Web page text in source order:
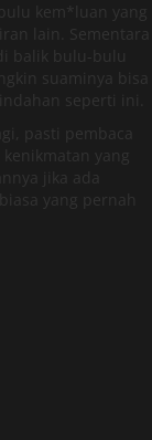
kem*luan yang
lain. Sementara
balik bulu-bulu
suaminya bisa
seperti ini.
pasti pembaca
yang
jika ada
yang pernah